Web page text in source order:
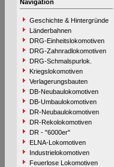
Navigation
Geschichte & Hintergründe
Länderbahnen
DRG-Einheitslokomotiven
DRG-Zahnradlokomotiven
DRG-Schmalspurlok.
Kriegslokomotiven
Verlagerungsbauten
DB-Neubaulokomotiven
DB-Umbaulokomotiven
DR-Neubaulokomotiven
DR-Rekolokomotiven
DR - "6000er"
ELNA-Lokomotiven
Industrielokomotiven
Feuerlose Lokomotiven